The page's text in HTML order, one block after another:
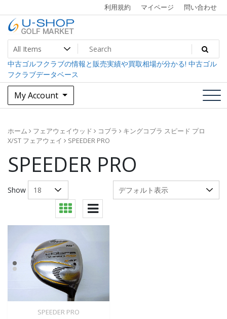
to
content
利用規約 マイページ 問い合わせ
U-SHOP Golf Market dev
中古ゴルフクラブ最大級！U-SHOPゴルフマーケット
中古ゴルフクラブの情報と販売実績や買取相場が分かる! 中古ゴル
フクラブデータベース
My Account
ホーム フェアウェイウッド コブラ
キングコブラ スピード プロ
X/ST フェアウェイ
SPEEDER PRO
SPEEDER PRO
Show
SPEEDER PRO